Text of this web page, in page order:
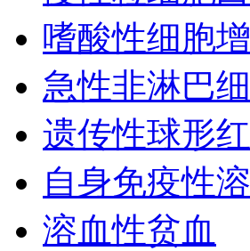
嗜酸性细胞增
急性非淋巴细
遗传性球形红
自身免疫性溶
溶血性贫血